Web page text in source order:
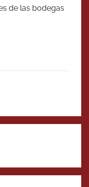
de las bodegas